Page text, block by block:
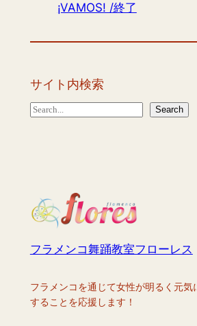
¡VAMOS! /終了
サイト内検索
S
Search
フラメンコ舞踊教室フローレス
フラメンコを通じて女性が明るく元気
することを応援します！